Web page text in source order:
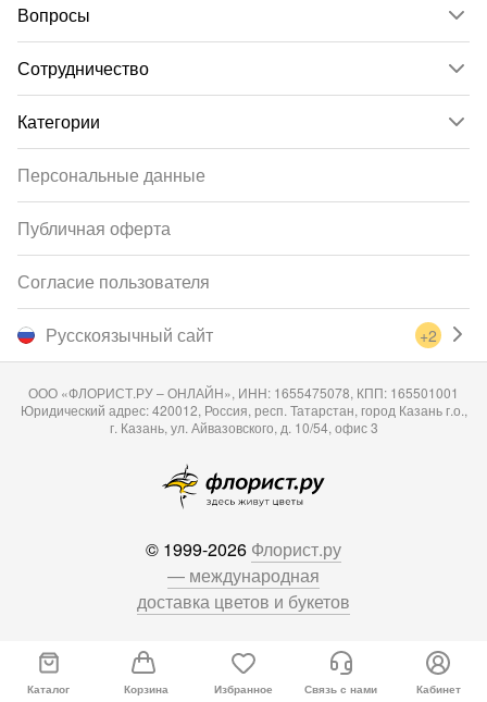
Вопросы
Сотрудничество
Категории
Русскоязычный сайт +2
Персональные данные
Публичная оферта
Согласие пользователя
ООО «ФЛОРИСТ.РУ – ОНЛАЙН», ИНН: 1655475078, КПП: 165501001
Юридический адрес: 420012, Россия, респ. Татарстан, город Казань г.о.,
г. Казань, ул. Айвазовского, д. 10/54, офис 3
© 1999-2026 Флорист.ру
— международная
доставка цветов и букетов
Каталог Корзина Избранное Связь с нами Кабинет